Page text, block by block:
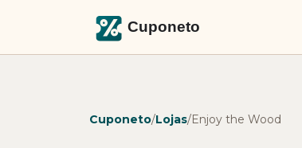
Cuponeto/Lojas/Enjoy the Wood